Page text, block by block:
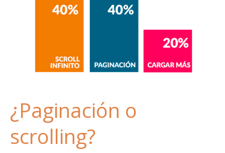
¿Paginación o
scrolling?